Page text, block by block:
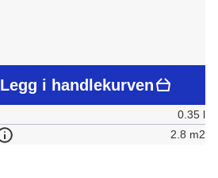
Legg i handlekurven
0.35 l
2.8 m2